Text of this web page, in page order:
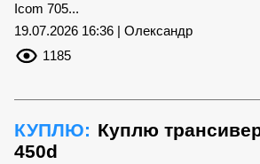
Icom 705...
19.07.2026 16:36 | Олександр
1185
КУПЛЮ: Куплю
450d